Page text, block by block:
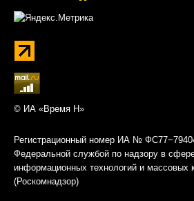
© ИА «Время Н»
Регистрационный номер ИА №
Федеральной службой по надзору в
информационных технологий и массовых
(Роскомнадзор)